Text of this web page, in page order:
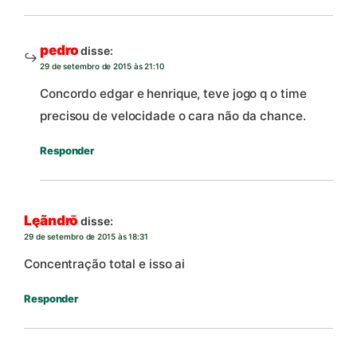
pedro disse:
29 de setembro de 2015 às 21:10
Concordo edgar e henrique, teve jogo q o time
precisou de velocidade o cara não da chance.
Responder
Lęãndrō disse:
29 de setembro de 2015 às 18:31
Concentração total e isso ai
Responder